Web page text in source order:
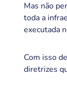
Mas não
toda a
executada
Com isso
diretrizes